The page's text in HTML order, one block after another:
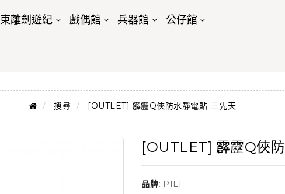
東離劍遊紀 戲偶館 兵器館 公仔館
搜尋 [OUTLET] 霹靂Q俠防水靜電貼-三先天
[OUTLET] 霹靂Q俠
品牌: PILI